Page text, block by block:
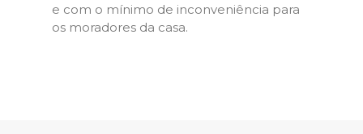
e com o mínimo de inconveniência para
os moradores da casa.